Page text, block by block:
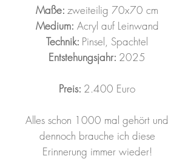
Maße: zweiteilig 70x70 cm
Medium: Acryl auf Leinwand
Technik: Pinsel, Spachtel
Entstehungsjahr: 2025
Preis: 2.400 Euro
Alles schon 1000 mal gehört und
dennoch brauche ich diese
Erinnerung immer wieder!